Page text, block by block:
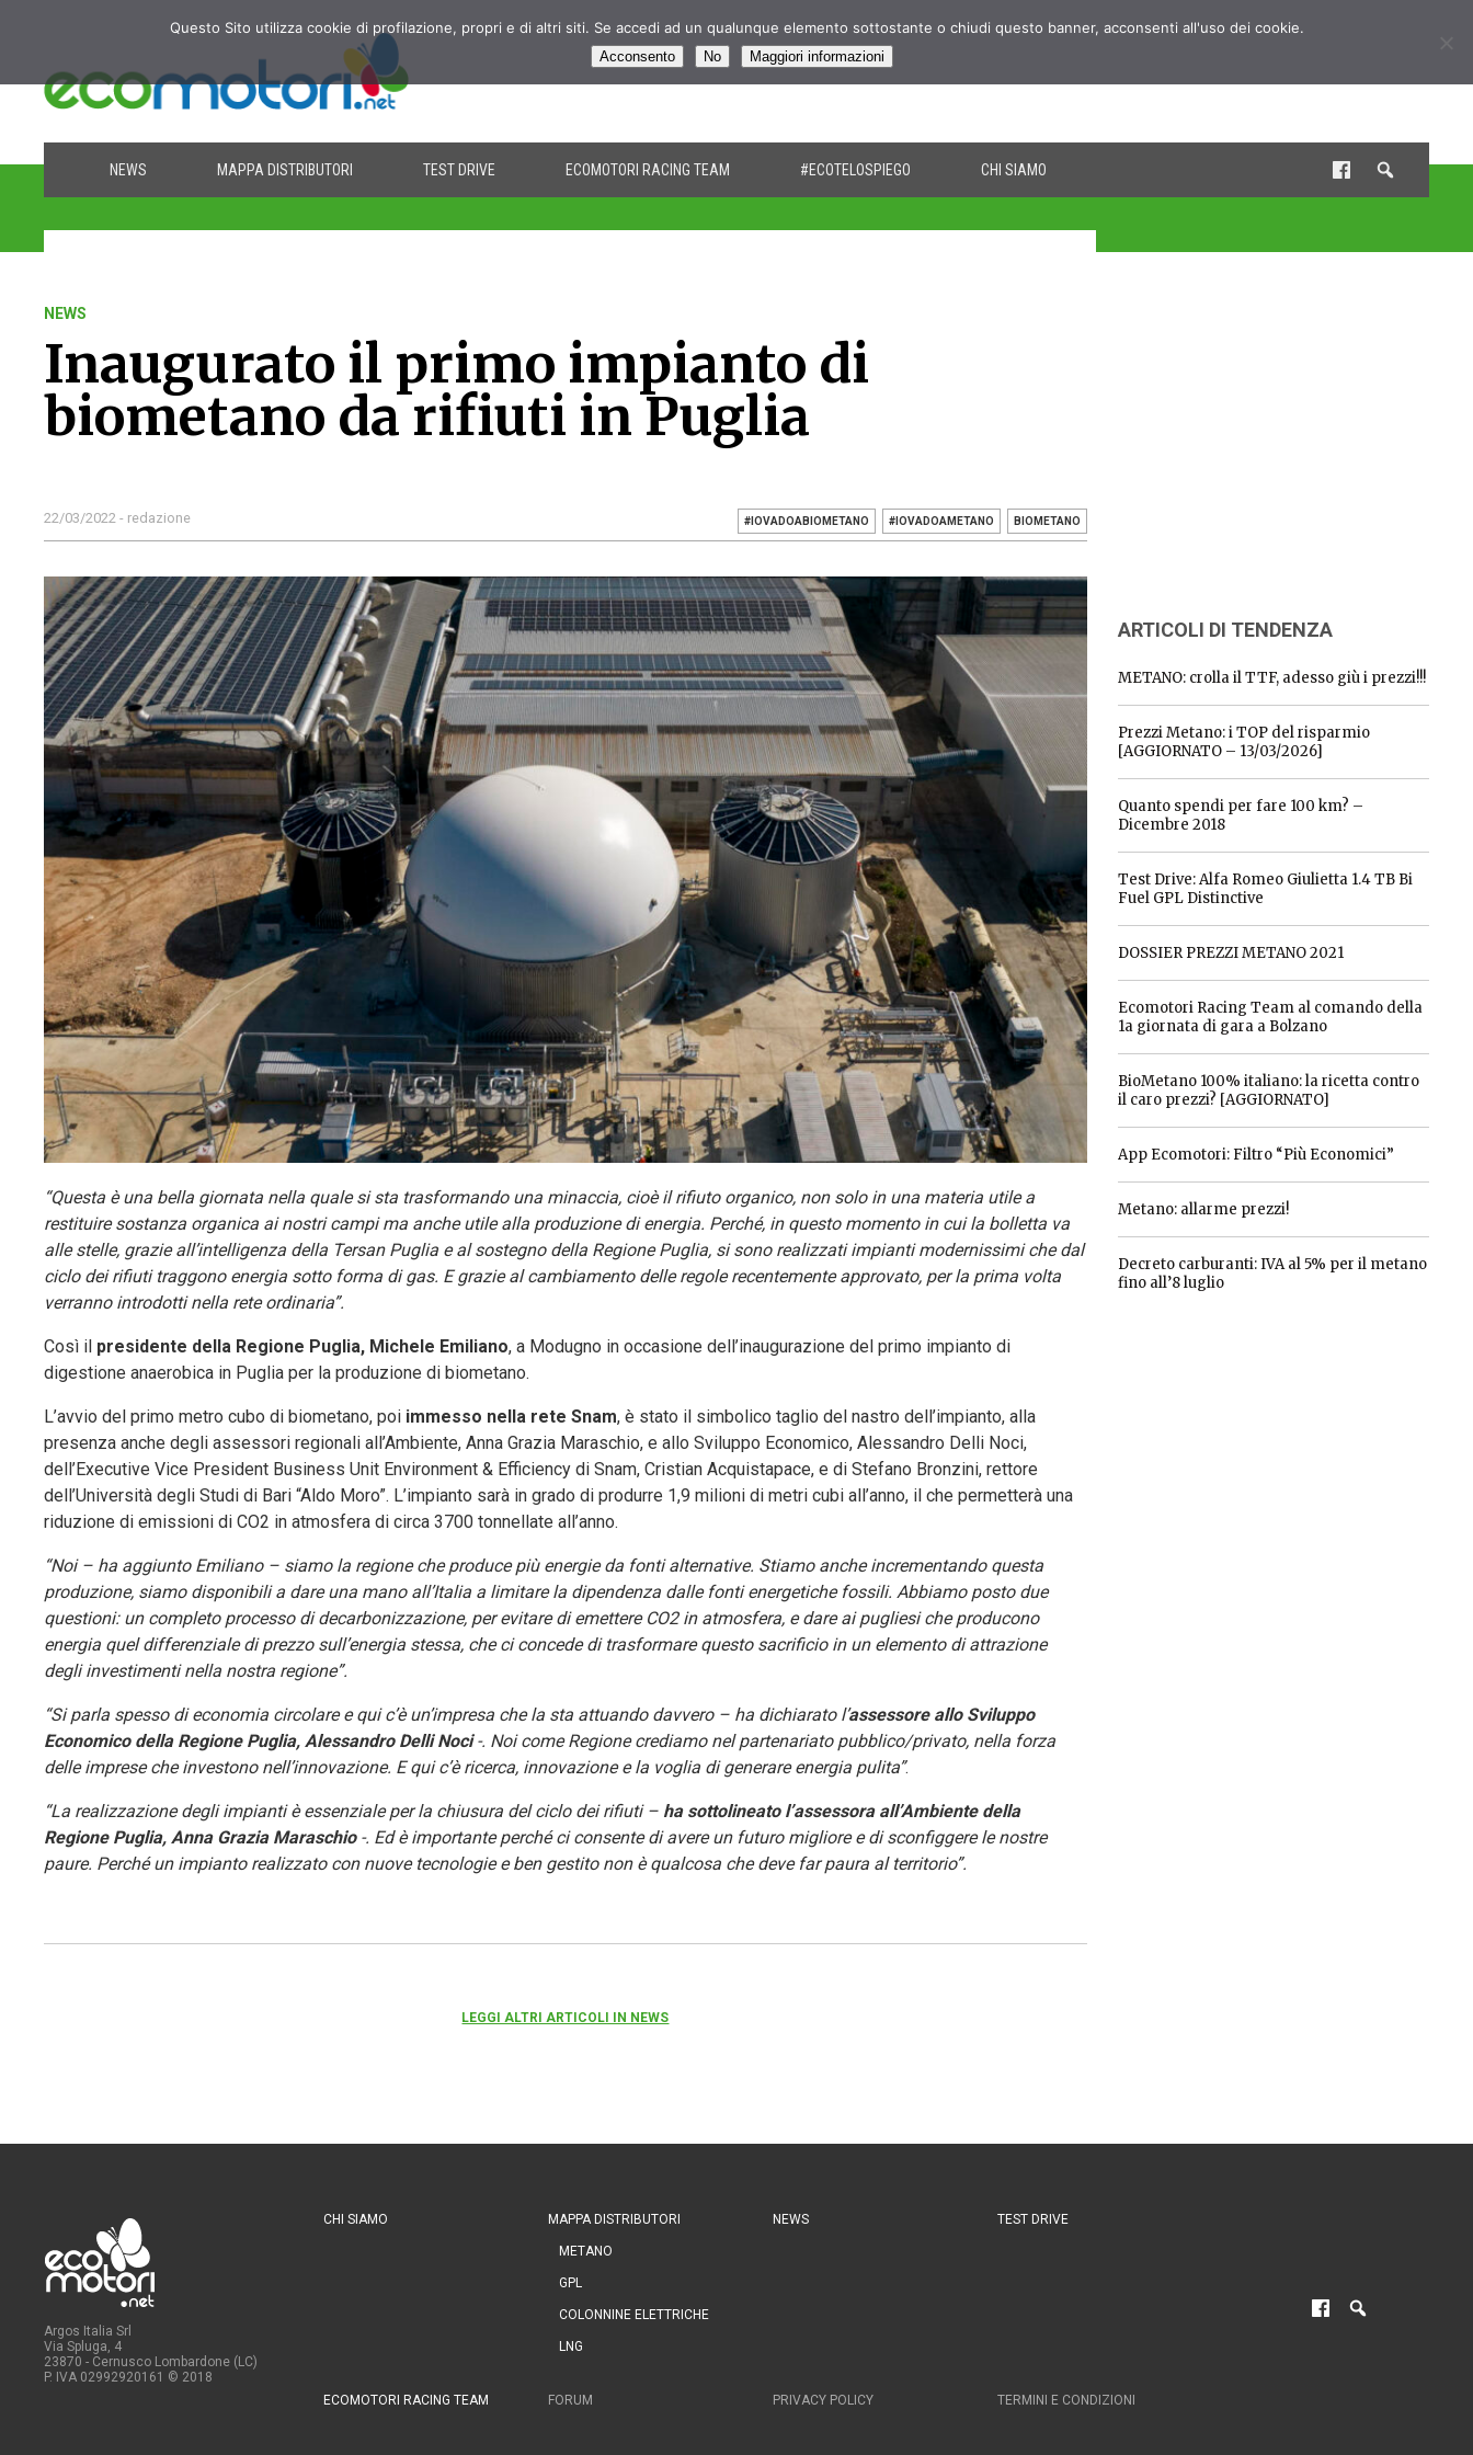
NEWS MAPPA DISTRIBUTORI TEST DRIVE ECOMOTORI RACING TEAM #ECOTELOSPIEGO CHI SIAMO
NEWS
Inaugurato il primo impianto di
biometano da rifiuti in Puglia
22/03/2022 - redazione #IOVADOABIOMETANO #IOVADOAMETANO BIOMETANO
“Questa è una bella giornata nella quale si sta trasformando una minaccia, cioè il rifiuto organico, non solo in una materia utile a
restituire sostanza organica ai nostri campi ma anche utile alla produzione di energia. Perché, in questo momento in cui la bolletta va
alle stelle, grazie all’intelligenza della Tersan Puglia e al sostegno della Regione Puglia, si sono realizzati impianti modernissimi che dal
ciclo dei rifiuti traggono energia sotto forma di gas. E grazie al cambiamento delle regole recentemente approvato, per la prima volta
verranno introdotti nella rete ordinaria”.
Così il presidente della Regione Puglia, Michele Emiliano, a Modugno in occasione dell’inaugurazione del primo impianto di
digestione anaerobica in Puglia per la produzione di biometano.
L’avvio del primo metro cubo di biometano, poi immesso nella rete Snam, è stato il simbolico taglio del nastro dell’impianto, alla
presenza anche degli assessori regionali all’Ambiente, Anna Grazia Maraschio, e allo Sviluppo Economico, Alessandro Delli Noci,
dell’Executive Vice President Business Unit Environment & Efficiency di Snam, Cristian Acquistapace, e di Stefano Bronzini, rettore
dell’Università degli Studi di Bari “Aldo Moro”. L’impianto sarà in grado di produrre 1,9 milioni di metri cubi all’anno, il che permetterà una
riduzione di emissioni di CO2 in atmosfera di circa 3700 tonnellate all’anno.
“Noi – ha aggiunto Emiliano – siamo la regione che produce più energie da fonti alternative. Stiamo anche incrementando questa
produzione, siamo disponibili a dare una mano all’Italia a limitare la dipendenza dalle fonti energetiche fossili. Abbiamo posto due
questioni: un completo processo di decarbonizzazione, per evitare di emettere CO2 in atmosfera, e dare ai pugliesi che producono
energia quel differenziale di prezzo sull’energia stessa, che ci concede di trasformare questo sacrificio in un elemento di attrazione
degli investimenti nella nostra regione”.
“Si parla spesso di economia circolare e qui c’è un’impresa che la sta attuando davvero – ha dichiarato l’assessore allo Sviluppo
Economico della Regione Puglia, Alessandro Delli Noci-. Noi come Regione crediamo nel partenariato pubblico/privato, nella forza
delle imprese che investono nell’innovazione. E qui c’è ricerca, innovazione e la voglia di generare energia pulita”.
“La realizzazione degli impianti è essenziale per la chiusura del ciclo dei rifiuti – ha sottolineato l’assessora all’Ambiente della
Regione Puglia, Anna Grazia Maraschio-. Ed è importante perché ci consente di avere un futuro migliore e di sconfiggere le nostre
paure. Perché un impianto realizzato con nuove tecnologie e ben gestito non è qualcosa che deve far paura al territorio”.
LEGGI ALTRI ARTICOLI IN NEWS
ARTICOLI DI TENDENZA
METANO: crolla il TTF, adesso giù i prezzi!!!
Prezzi Metano: i TOP del risparmio
[AGGIORNATO – 13/03/2026]
Quanto spendi per fare 100 km? –
Dicembre 2018
Test Drive: Alfa Romeo Giulietta 1.4 TB Bi
Fuel GPL Distinctive
DOSSIER PREZZI METANO 2021
Ecomotori Racing Team al comando della
1a giornata di gara a Bolzano
BioMetano 100% italiano: la ricetta contro
il caro prezzi? [AGGIORNATO]
App Ecomotori: Filtro “Più Economici”
Metano: allarme prezzi!
Decreto carburanti: IVA al 5% per il metano
fino all’8 luglio
Argos Italia Srl
Via Spluga, 4
23870 - Cernusco Lombardone (LC)
P. IVA 02992920161 © 2018
CHI SIAMO MAPPA DISTRIBUTORI
METANO
GPL
COLONNINE ELETTRICHE
LNG
NEWS TEST DRIVE
ECOMOTORI RACING TEAM FORUM PRIVACY POLICY TERMINI E CONDIZIONI
Questo Sito utilizza cookie di profilazione, propri e di altri siti. Se accedi ad un qualunque elemento sottostante o chiudi questo banner, acconsenti all'uso dei cookie.
Acconsento No Maggiori informazioni